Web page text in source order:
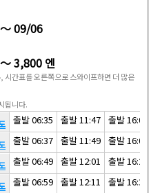
09/06
3,800 엔
시간표를 오른쪽으로 스와이프하면 더 많은
됩니다.
출발 06:35 출발 11:47 출발 16:07
출발 06:37 출발 11:49 출발 16:09
출발 06:49 출발 12:01 출발 16:21
출발 06:59 출발 12:11 출발 16:31